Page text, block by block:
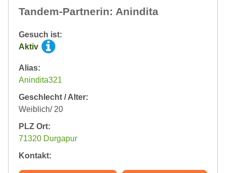
Tandem-Partnerin: Anindita
Gesuch ist:
Aktiv
Alias:
Anindita321
Geschlecht / Alter:
Weiblich/ 20
PLZ Ort:
71320 Durgapur
Kontakt: